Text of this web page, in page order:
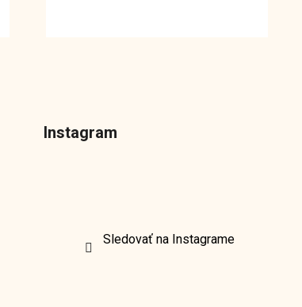
Instagram
Sledovať na Instagrame